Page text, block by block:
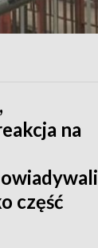
na
część